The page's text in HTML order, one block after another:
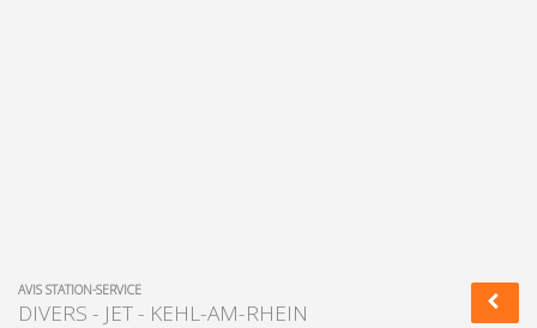
AVIS STATION-SERVICE
DIVERS - JET - KEHL-AM-RHEIN